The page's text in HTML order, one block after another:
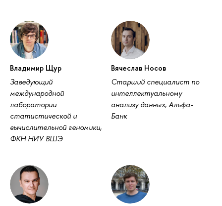
ладимир Щур
Заведующий
международной
лаборатории
статистической и
ычислительной геномики,
ФКН НИУ ВШЭ
ячеслав Носо
Старший специалист по
интеллектуальному
анализу данных, Альфа-
Банк